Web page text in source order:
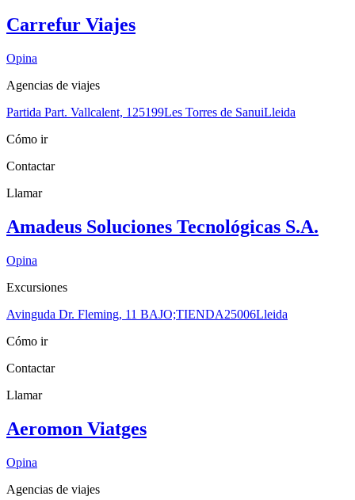
Carrefur Viajes
Opina
Agencias de viajes
Partida Part. Vallcalent, 1 25199Les Torres de SanuiLleida
Cómo ir
Contactar
Llamar
Amadeus Soluciones Tecnológicas S.A.
Opina
Excursiones
Avinguda Dr. Fleming, 11 BAJO;TIENDA25006Lleida
Cómo ir
Contactar
Llamar
Aeromon Viatges
Opina
Agencias de viajes